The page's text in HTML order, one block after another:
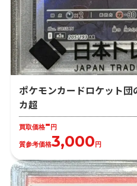
ポケモンカードロケット団
カ超
買取価格- 円
質参考価格3,000 円